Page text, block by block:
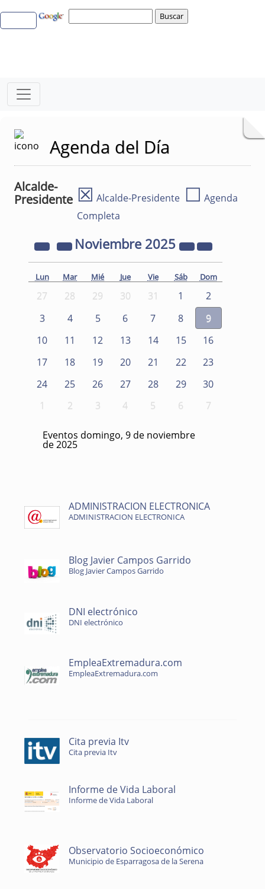
Agenda del Día
Alcalde-
Presidente ☒ Alcalde-Presidente ☐ Agenda
Completa
Noviembre 2025
Lun Mar Mié Jue Vie Sáb Dom
27 28 29 30 31 1
2
3
4 5 6 7 8
9
10
11 12 13 14 15
16
17
18 19 20 21 22
23
24
25 26 27 28 29
30
1
2 3 4 5 6 7
Eventos domingo, 9 de noviembre
de 2025
ADMINISTRACION ELECTRONICA
ADMINISTRACION ELECTRONICA
Blog Javier Campos Garrido
Blog Javier Campos Garrido
DNI electrónico
DNI electrónico
EmpleaExtremadura.com
EmpleaExtremadura.com
Cita previa Itv
Cita previa Itv
Informe de Vida Laboral
Informe de Vida Laboral
Observatorio Socioeconómico
Municipio de Esparragosa de la Serena